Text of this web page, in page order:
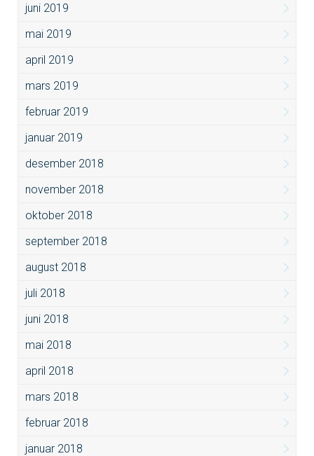
juni 2019
mai 2019
april 2019
mars 2019
februar 2019
januar 2019
desember 2018
november 2018
oktober 2018
september 2018
august 2018
juli 2018
juni 2018
mai 2018
april 2018
mars 2018
februar 2018
januar 2018